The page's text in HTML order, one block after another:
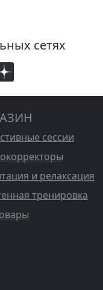
сетях
сессии
и релаксация
тренировка